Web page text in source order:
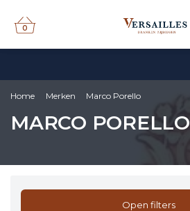
0
0
Home Merken Marco Porello
MARCO PORELLO
Open filters